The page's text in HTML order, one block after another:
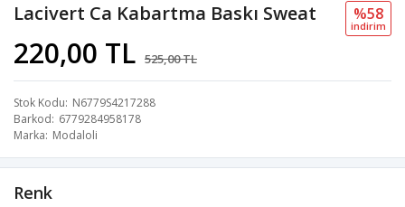
Lacivert Ca Kabartma Baskı Sweat
220,00 TL 525,00 TL
%58
i̇ndi̇ri̇m
Stok Kodu N6779S4217288
Barkod 6779284958178
Marka Modaloli
Renk